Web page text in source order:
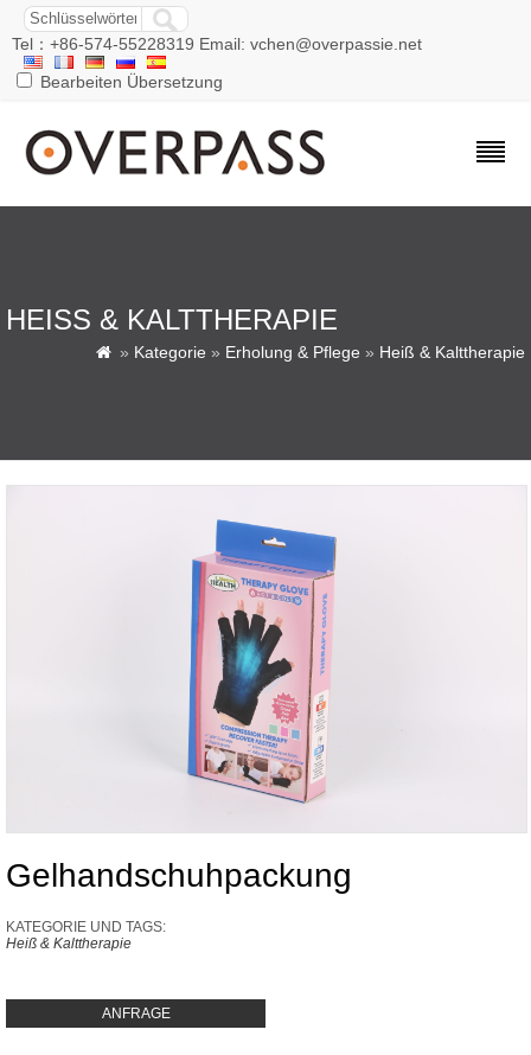
Tel：+86-574-55228319 Email: vchen@overpassie.net
Bearbeiten Übersetzung
HEISS & KALTTHERAPIE
 » Kategorie » Erholung & Pflege » Heiß & Kalttherapie
Gelhandschuhpackung
KATEGORIE UND TAGS:
Heiß & Kalttherapie
ANFRAGE